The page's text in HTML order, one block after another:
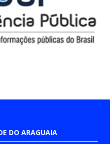
DO ARAGUAIA